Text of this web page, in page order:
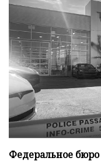
Федеральное